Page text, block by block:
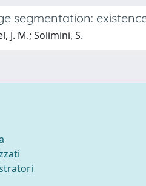
segmentation:
J. M.; Solimini, S.